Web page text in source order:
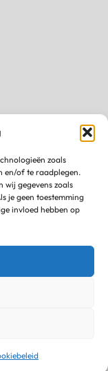
zoals
en/of te raadplegen.
wij gegevens zoals
je geen toestemming
invloed hebben op